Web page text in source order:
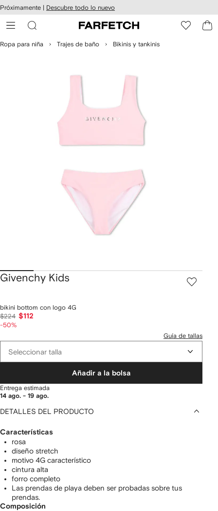
al
Próximamente | Descubre todo lo nuevo
Ropa para niña Trajes de baño Bikinis y tankinis
Givenchy Kids
bikini bottom con logo 4G
$224 $112
-50%
Guía de tallas
Seleccionar talla
Añadir a la bolsa
Entrega estimada
14 ago. - 19 ago.
DETALLES DEL PRODUCTO
Características
rosa
diseño stretch
motivo 4G característico
cintura alta
forro completo
Las prendas de playa deben ser probadas sobre tus
prendas.
Composición